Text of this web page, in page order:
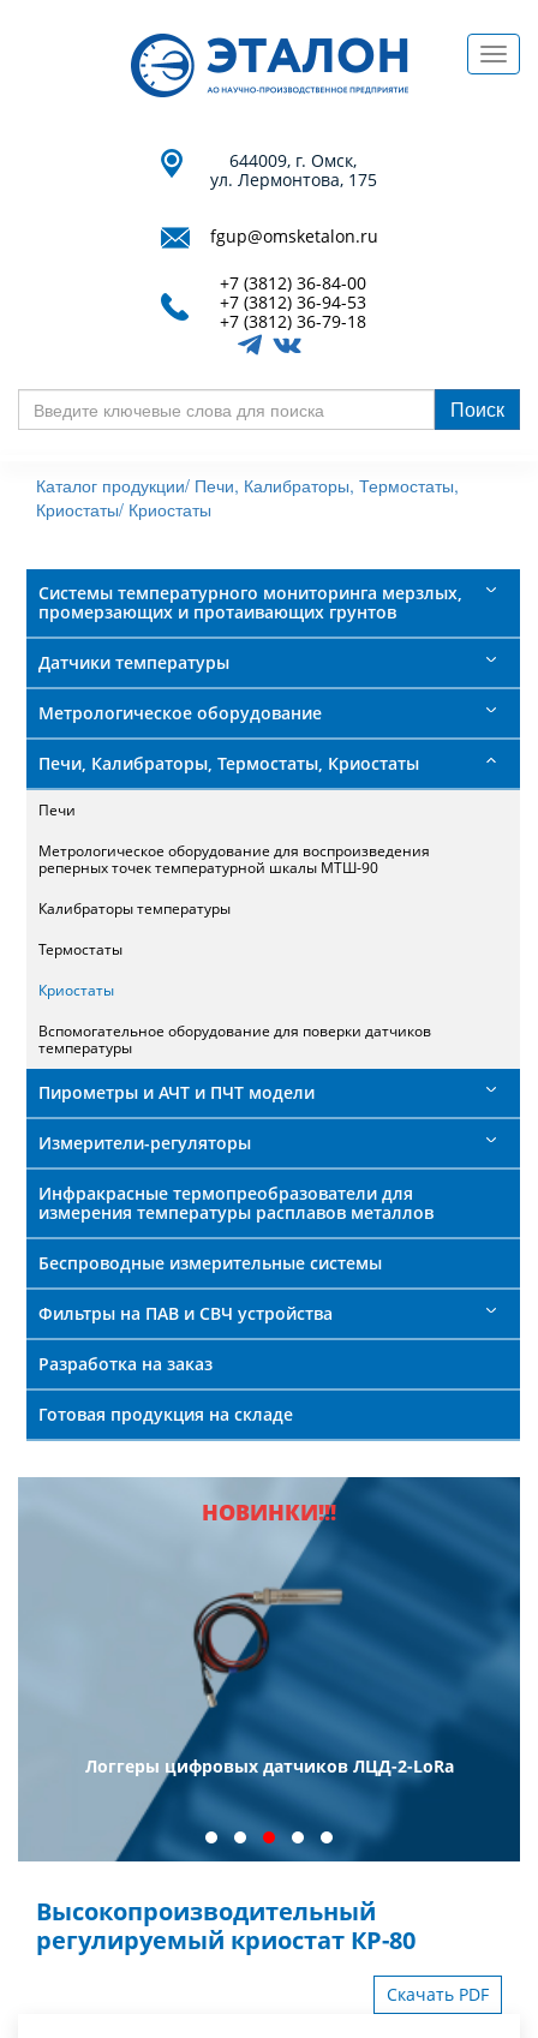
644009, г. Омск,
ул. Лермонтова, 175
fgup@omsketalon.ru
+7 (3812) 36-84-00
+7 (3812) 36-94-53
+7 (3812) 36-79-18
слова
для
Поиск
Каталог продукции/ Печи, Калибраторы, Термостаты,
Криостаты/ Криостаты
Системы температурного мониторинга мерзлых,
промерзающих и протаивающих грунтов
Датчики температуры
Метрологическое оборудование
Печи, Калибраторы, Термостаты, Криостаты
Печи
Метрологическое оборудование для воспроизведения
реперных точек температурной шкалы МТШ-90
Калибраторы температуры
Термостаты
Криостаты
Вспомогательное оборудование для поверки датчиков
температуры
Пирометры и АЧТ и ПЧТ модели
Измерители-регуляторы
Инфракрасные термопреобразователи для
измерения температуры расплавов металлов
Беспроводные измерительные системы
Фильтры на ПАВ и СВЧ устройства
Разработка на заказ
Готовая продукция на складе
НОВИНКИ!!!
Логгеры цифровых датчиков ЛЦД-2-LoRa
Высокопроизводительный
регулируемый криостат КР-80
Скачать PDF